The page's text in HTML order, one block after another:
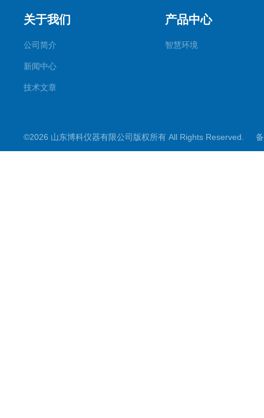
关于我们
公司简介
新闻中心
技术文章
产品中心
智慧环境
©2026 山东博科仪器有限公司版权所有 All Rights Reserved.